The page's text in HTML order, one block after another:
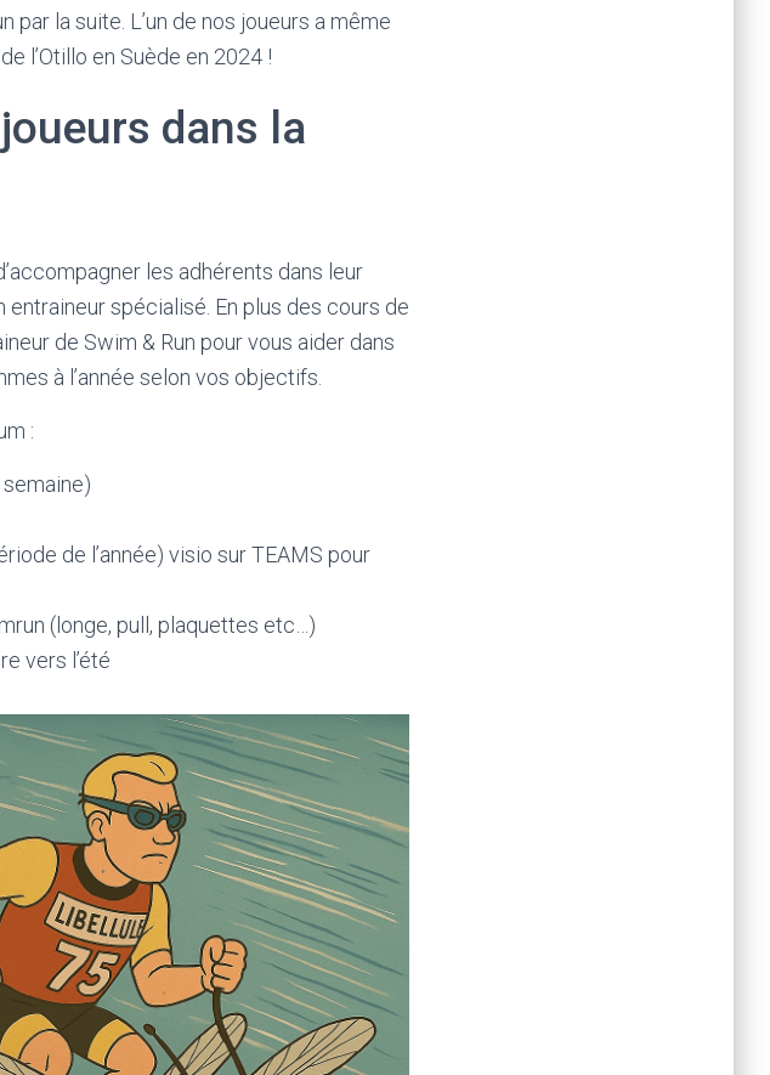
la suite. L’un de nos joueurs a même
l’Otillo en Suède en 2024 !
dans la
les adhérents dans leur
entraineur spécialisé. En plus des cours de
de Swim & Run pour vous aider dans
à l’année selon vos objectifs.
:
de l’année) visio sur TEAMS pour
(longe, pull, plaquettes etc…)
vers l’été